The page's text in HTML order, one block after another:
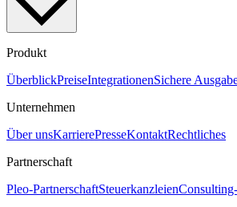
Produkt
ÜberblickPreiseIntegrationenSichere
Unternehmen
Über unsKarrierePresseKontaktRechtliches
Partnerschaft
Pleo-PartnerschaftSteuerkanzleien